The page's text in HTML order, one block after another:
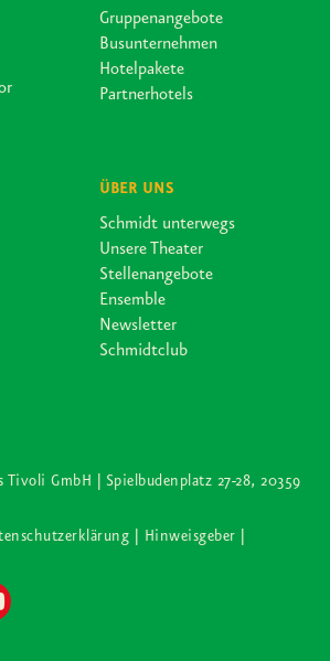
Gruppenangebote
Busunternehmen
Hotelpakete
Partnerhotels
ÜBER UNS
Schmidt unterwegs
Unsere Theater
Stellenangebote
Ensemble
Newsletter
Schmidtclub
Tivoli GmbH | Spielbudenplatz 27-28, 20359
| Hinweisgeber